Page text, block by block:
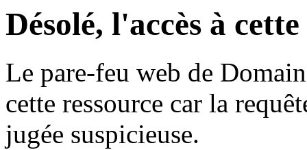
Désolé, l'accès à
Le pare-feu web de
cette ressource car la
jugée suspicieuse.